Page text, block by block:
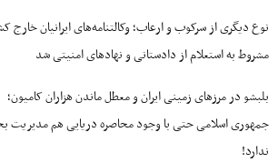
نوع دیگری از سرکوب و ارعاب؛ وکالتنامه‌های ایرانیان خارج
مشروط به استعلام از دادستانی و نهادهای امنیتی شد
بلبشو در مرزهای زمینی ایران و معطل ماندن هزاران کامیون؛
جمهوری اسلامی حتی با وجود محاصره دریایی هم مدیریت
ندارد!